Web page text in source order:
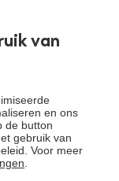
van
en ons
de button
gebruik van
Voor meer
het